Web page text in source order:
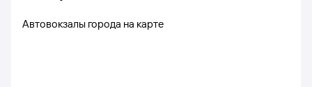
Автовокзалы города на карте